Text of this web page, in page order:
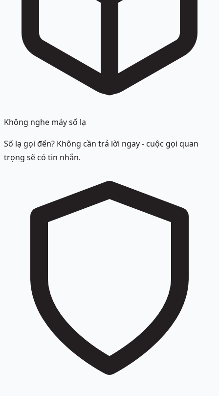
Không nghe máy số lạ
Số lạ gọi đến? Không cần trả lời ngay - cuộc gọi quan
trọng sẽ có tin nhắn.